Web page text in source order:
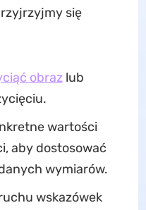
się
obrazlub
wartości
aby dostosować
wymiarów.
wskazówek